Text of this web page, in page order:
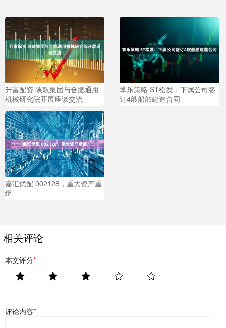
升富配资 陕鼓集团与合肥通用
机械研究院开展座谈交流
掌乐策略 ST松发：下属公司签
订4艘船舶建造合同
嘉汇优配 002128，重大资产重
组
相关评论
本文评分*
评论内容*